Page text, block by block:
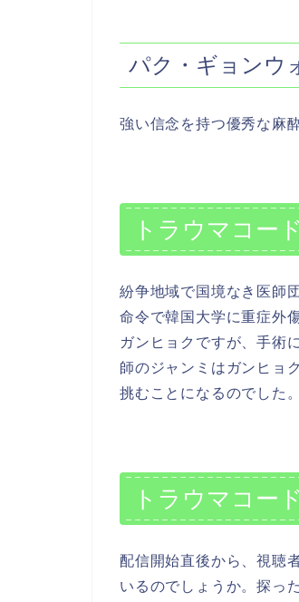
パク・ギョンウ
強い信念を持つ優秀な麻
トラウマコー
紛争地域で国境なき医師
命令で韓国大学に重症外
ガンヒョクですが、手術
師のジャンミはガンヒョ
挑むことになるのでした。
トラウマコー
配信開始直後から、視聴
いるのでしょうか。探っ